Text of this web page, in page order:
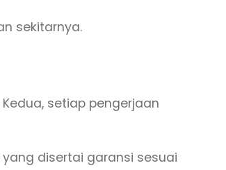
sekitarnya.
setiap pengerjaan
disertai garansi sesuai